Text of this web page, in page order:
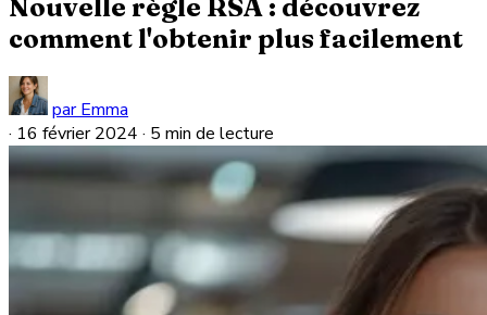
Nouvelle règle RSA : découvrez
comment l'obtenir plus facilement
par Emma
· 16 février 2024 · 5 min de lecture